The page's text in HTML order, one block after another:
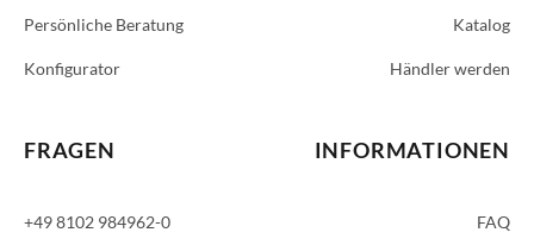
Persönliche Beratung
Konfigurator
FRAGEN
+49 8102 984962-0
Katalog
Händler werden
INFORMATIONEN
FAQ